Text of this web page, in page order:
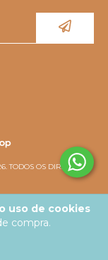
uso de cookies
compra.
TODOS OS DIREITOS